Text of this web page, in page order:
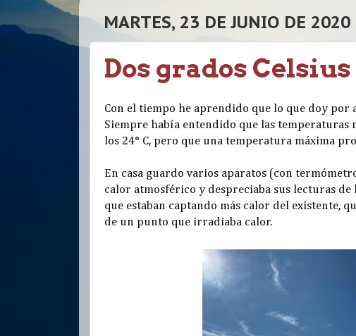
MARTES, 23 DE JUNIO DE 2020
Dos grados Celsius
Con el tiempo he aprendido que lo que doy
Siempre había entendido que las temperaturas
los 24° C, pero que una temperatura máxima
En casa guardo varios aparatos (con
calor atmosférico y despreciaba sus lecturas
que estaban captando más calor del existente,
de un punto que irradiaba calor.